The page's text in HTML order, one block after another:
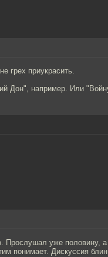
грех приукрасить.
Дон", например. Или
уже половину, а
понимает. Дискуссия